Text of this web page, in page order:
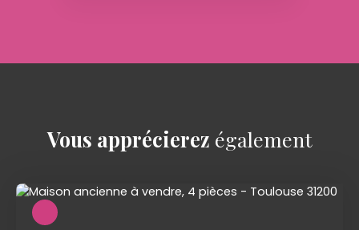
Vous apprécierez également